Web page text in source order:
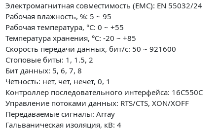
Электромагнитная совместимость (EMC): EN 55032/24
Рабочая влажность, %: 5 ~ 95
Рабочая температура, °C: 0 ~ +55
Температура хранения, °C: -20 ~ +85
Скорость передачи данных, бит/с: 50 ~ 921600
Стоповые биты: 1, 1.5, 2
Бит данных: 5, 6, 7, 8
Четность: нет, чет, нечет, 0, 1
Контроллер последовательного интерфейса: 16C550C
Управление потоками данных: RTS/CTS, XON/XOFF
Передаваемые сигналы: Array
Гальваническая изоляция, кВ: 4